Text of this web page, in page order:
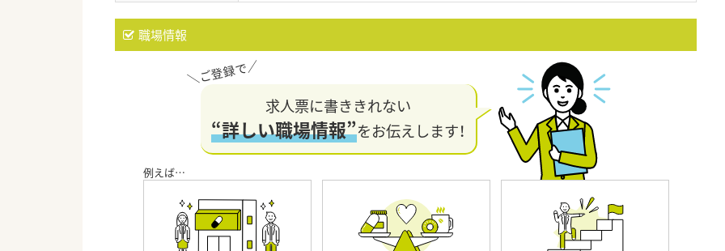
職場情報
求人票に書ききれない
“詳しい職場情報”をお伝えします！